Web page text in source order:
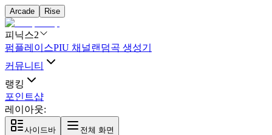
Arcade Rise
피닉스2
펌플레이스PIU 채널랜덤곡 생성기
커뮤니티
랭킹
포인트샵
레이아웃:
사이드바
전체 화면